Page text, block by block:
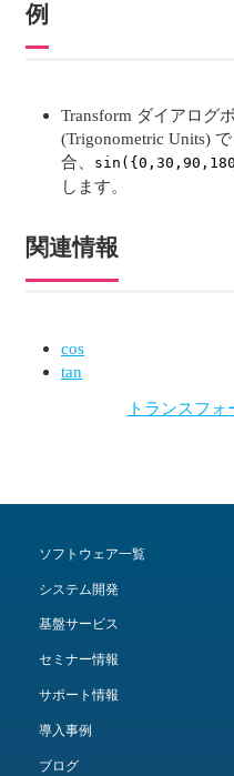
例
Transform ダイアログ
(Trigonometric Units)
合、
します。
関連情報
cos
tan
トランスフ
ソフトウェア一覧
システム開発
基盤サービス
セミナー情報
サポート情報
導入事例
ブログ